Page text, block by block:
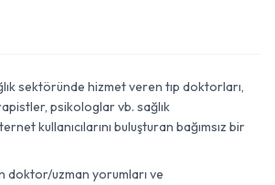
sektöründe hizmet veren tıp doktorları,
psikologlar vb. sağlık
kullanıcılarını buluşturan bağımsız bir
doktor/uzman yorumları ve